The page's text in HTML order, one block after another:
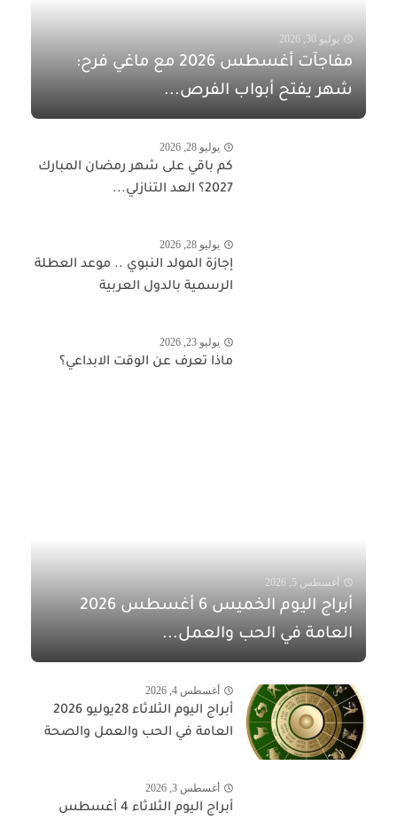
يوليو 30, 2026
مفاجآت أغسطس 2026 مع ماغي فرح:
شهر يفتح أبواب الفرص...
يوليو 28, 2026
كم باقي على شهر رمضان المبارك
2027؟ العد التنازلي...
يوليو 28, 2026
إجازة المولد النبوي .. موعد العطلة
الرسمية بالدول العربية
يوليو 23, 2026
ماذا تعرف عن الوقت الابداعي؟
أغسطس 5, 2026
أبراج اليوم الخميس 6 أغسطس 2026
العامة في الحب والعمل...
أغسطس 4, 2026
أبراج اليوم الثلاثاء 28يوليو 2026
العامة في الحب والعمل والصحة
أغسطس 3, 2026
أبراج اليوم الثلاثاء 4 أغسطس